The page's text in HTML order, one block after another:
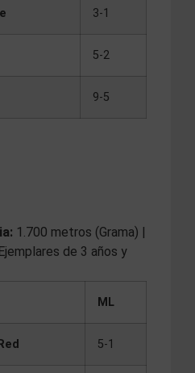
3-1
5-2
9-5
1.700 metros (Grama) |
de 3 años y
ML
5-1